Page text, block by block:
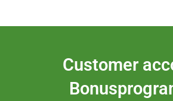
Customer